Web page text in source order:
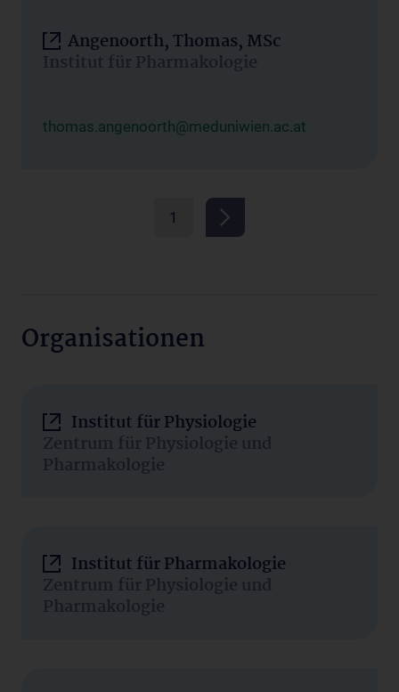
Angenoorth, Thomas, MSc
Institut für Pharmakologie
thomas.angenoorth@meduniwien.ac.at
1
Organisationen
Institut für Physiologie
Zentrum für Physiologie und
Pharmakologie
Institut für Pharmakologie
Zentrum für Physiologie und
Pharmakologie